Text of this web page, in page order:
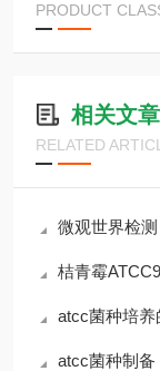
PRODUCT
相关文章
RELATED
微观世界检测
桔青霉
atcc菌种培养
atcc菌种制备